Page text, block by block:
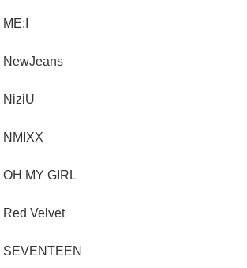
ME:I
NewJeans
NiziU
NMIXX
OH MY GIRL
Red Velvet
SEVENTEEN